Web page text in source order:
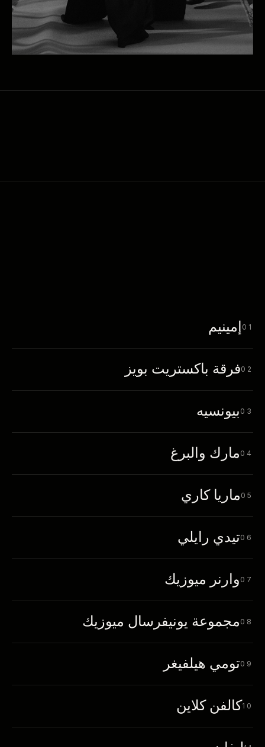
إمينيم 01
فرقة باكستريت بويز02
بيونسيه 03
مارك والبرغ 04
ماريا كاري 05
تيدي رايلي06
وارنر ميوزيك 07
مجموعة يونيفرسال ميوزيك 08
تومي هيلفيغر09
كالفن كلاين10